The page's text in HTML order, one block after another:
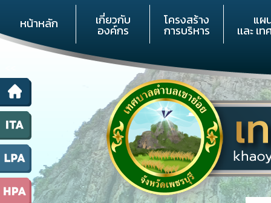
หน้าหลัก เกี่ยวกับ
องค์กร
โครงสร้าง
การบริหาร
แผ
เเละ